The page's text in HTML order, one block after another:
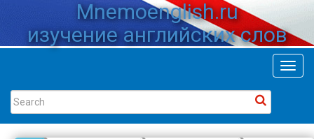
Mnemoenglish.ru
изучение английских слов